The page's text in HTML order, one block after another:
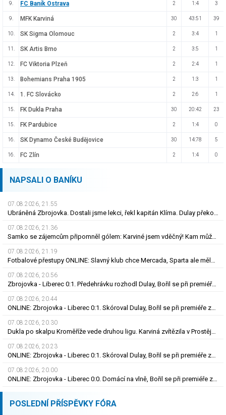
9. FC Baník Ostrava 2 1:4 3
9. MFK Karviná 30 43:51 39
10. SK Sigma Olomouc 2 3:4 1
11. SK Artis Brno 2 3:5 1
12. FC Viktoria Plzeň 2 2:4 1
13. Bohemians Praha 1905 2 1:3 1
14. 1. FC Slovácko 2 2:6 1
15. FK Dukla Praha 30 20:42 23
15. FK Pardubice 2 1:4 0
16. SK Dynamo České Budějovice 30 14:78 5
16. FC Zlín 2 1:4 0
NAPSALI O BANÍKU
07.08.2026, 21.55
Ubráněná Zbrojovka. Dostali jsme lekci, řekl kapitán Klíma. Dulay překonal kamaráda
07.08.2026, 21.36
Samko se zájemcům připomněl gólem: Karviné jsem vděčný! Kam může odejít Štorman?
07.08.2026, 21.19
Fotbalové přestupy ONLINE: Slavný klub chce Mercada, Sparta ale měla nabídku odmítnout
07.08.2026, 20.56
Zbrojovka - Liberec 0:1. Předehrávku rozhodl Dulay, Bořil se při premiéře za Slovan zranil
07.08.2026, 20.44
ONLINE: Zbrojovka - Liberec 0:1. Skóroval Dulay, Bořil se při premiéře za Slovan zranil
07.08.2026, 20.30
Dukla po skalpu Kroměříže vede druhou ligu. Karviná zvítězila v Prostějově, remíza Ústí
07.08.2026, 20.23
ONLINE: Zbrojovka - Liberec 0:1. Skóroval Dulay, Bořil se při premiéře za Slovan zranil
07.08.2026, 20.00
ONLINE: Zbrojovka - Liberec 0:0. Domácí na vlně, Bořil se při premiéře za Slovan zranil
POSLEDNÍ PŘÍSPĚVKY FÓRA